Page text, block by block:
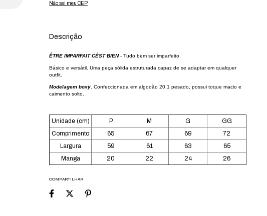
Não sei meu CEP
Descrição
ÊTRE IMPARFAIT CÉST BIEN- Tudo bem ser imparfeito.
Básico e versátil. Uma peça sólida estruturada capaz de se adaptar em qualquer
outfit.
Modelagem boxy . Confeccionada em algodão 20.1 pesado, possui toque macio e
caimento solto.
Unidade (cm) P M G
GG
Comprimento
65 67 69
72
Largura
59 61 63
65
Manga
20 22 24 26
COMPARTILHAR